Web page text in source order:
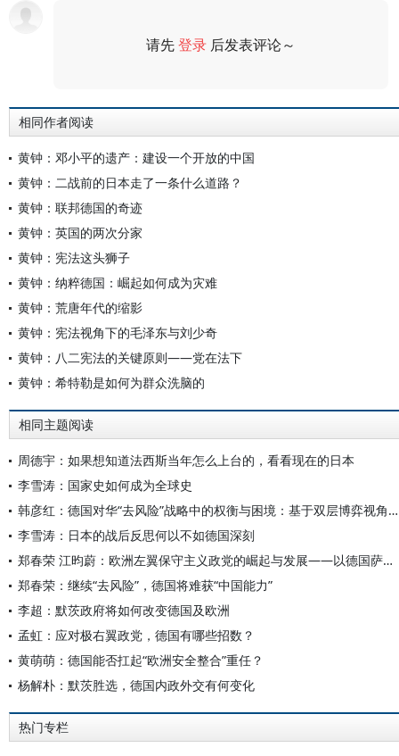
请先登录 后发表评论～
相同作者阅读
黄钟：邓小平的遗产：建设一个开放的中国
黄钟：二战前的日本走了一条什么道路？
黄钟：联邦德国的奇迹
黄钟：英国的两次分家
黄钟：宪法这头狮子
黄钟：纳粹德国：崛起如何成为灾难
黄钟：荒唐年代的缩影
黄钟：宪法视角下的毛泽东与刘少奇
黄钟：八二宪法的关键原则——党在法下
黄钟：希特勒是如何为群众洗脑的
相同主题阅读
周德宇：如果想知道法西斯当年怎么上台的，看看现在的日本
李雪涛：国家史如何成为全球史
韩彦红：德国对华“去风险”战略中的权衡与困境：基于双层博弈视角的分析
李雪涛：日本的战后反思何以不如德国深刻
郑春荣 江昀蔚：欧洲左翼保守主义政党的崛起与发展——以德国萨拉·瓦根克内希特联盟为例
郑春荣：继续“去风险”，德国将难获“中国能力”
李超：默茨政府将如何改变德国及欧洲
孟虹：应对极右翼政党，德国有哪些招数？
黄萌萌：德国能否扛起“欧洲安全整合”重任？
杨解朴：默茨胜选，德国内政外交有何变化
热门专栏